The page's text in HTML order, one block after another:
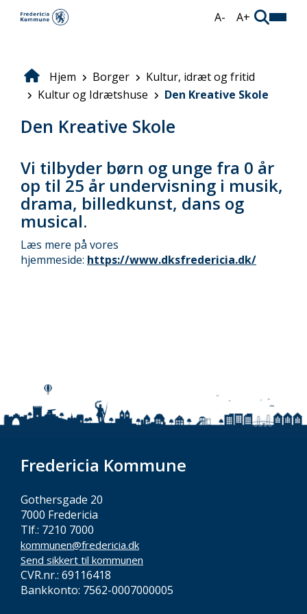
A- A+
Brødkrumme
Hjem Borger
Kultur, idræt og fritid
Kultur og Idrætshuse
Den Kreative Skole
Den Kreative Skole
Vi tilbyder børn og unge fra 0 år
op til 25 år undervisning i musik,
drama, billedkunst, dans og
musical.
Læs mere på vores
hjemmeside: https://www.dksfredericia.dk/
Fredericia Kommune
Gothersgade 20
7000 Fredericia
Tlf.: 7210 7000
kommunen@fredericia.dk
Send sikkert til kommunen
CVR.nr.: 69116418
Bankkonto: 7562-0007000005